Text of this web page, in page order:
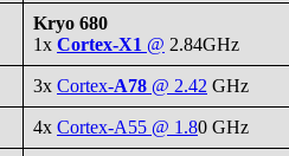
Kryo 680
1x Cortex-X1 @ 2.84GHz
3x Cortex-A78 @ 2.42 GHz
4x Cortex-A55 @ 1.80 GHz